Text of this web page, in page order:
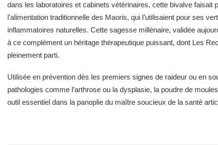
dans les laboratoires et cabinets vétérinaires, cette bivalve faisait
l’alimentation traditionnelle des Maoris, qui l’utilisaient pour ses
inflammatoires naturelles. Cette sagesse millénaire, validée
à ce complément un héritage thérapeutique puissant, dont Les
pleinement parti.
Utilisée en prévention dès les premiers signes de raideur ou en
pathologies comme l’arthrose ou la dysplasie, la poudre de
outil essentiel dans la panoplie du maître soucieux de la santé